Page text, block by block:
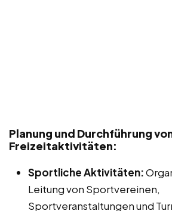
Planung und Durchführung
Freizeitaktivitäten:
Sportliche Aktivitäten:
Leitung von Sportvereinen,
Sportveranstaltungen und